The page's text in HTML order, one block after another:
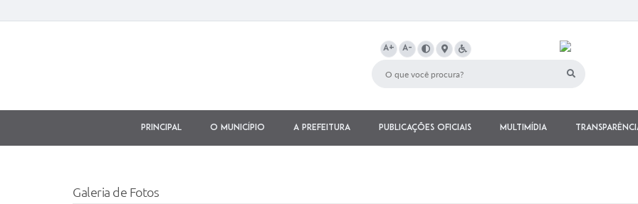
A+ A-
Principal O município A Prefeitura Publicações Oficiais Multimídia
Galeria de Fotos